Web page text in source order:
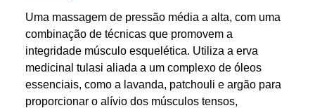
Uma massagem de pressão média a alta, com uma
combinação de técnicas que promovem a
integridade músculo esquelética. Utiliza a erva
medicinal tulasi aliada a um complexo de óleos
essenciais, como a lavanda, patchouli e argão para
proporcionar o alívio dos músculos tensos,